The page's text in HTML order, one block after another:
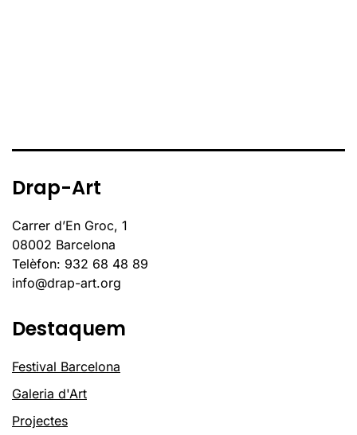
Drap-Art
Carrer d’En Groc, 1
08002 Barcelona
Telèfon: 932 68 48 89
info@drap-art.org
Destaquem
Festival Barcelona
Galeria d'Art
Projectes